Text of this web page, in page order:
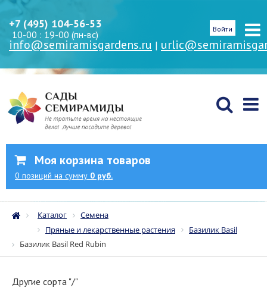
+7 (495) 104-56-53
10-00 : 19-00 (пн-вс)
info@semiramisgardens.ru |
Войти
Моя корзина товаров
0 позиций на сумму 0 руб.
Каталог
Семена
Пряные и лекарственные растения
Базилик Basil
Базилик Basil Red Rubin
Другие сорта "/"